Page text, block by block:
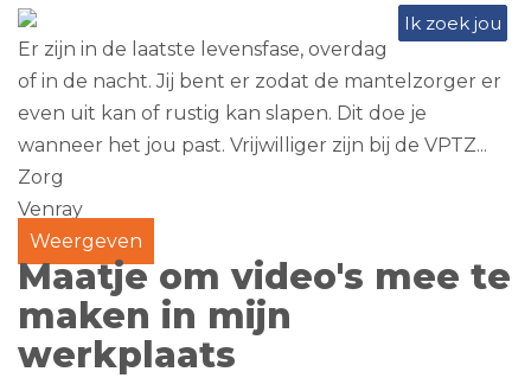
Ik zoek jou
Er zijn in de laatste levensfase, overdag
of in de nacht. Jij bent er zodat de mantelzorger er
even uit kan of rustig kan slapen. Dit doe je
wanneer het jou past. Vrijwilliger zijn bij de VPTZ...
Zorg
Venray
Weergeven
Maatje om video's mee te
maken in mijn
werkplaats